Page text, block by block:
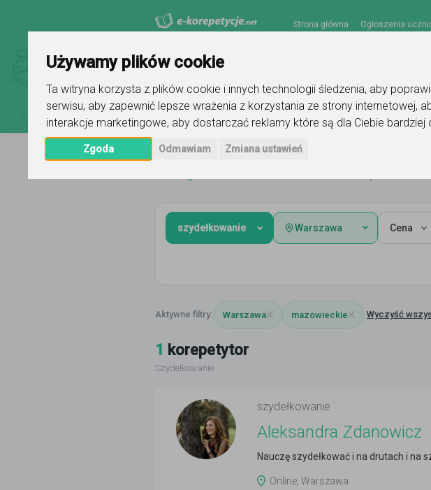
Używamy plików cookie
Ta witryna korzysta z plików cookie i innych technologii śledzenia, aby
serwisu, aby zapewnić lepsze wrażenia z korzystania ze strony internetowej,
interakcje marketingowe, aby dostarczać reklamy które są dla Ciebie bardziej
Zgoda Odmawiam Zmiana ustawień
Strona główna Ogłoszenia
szydełkowanie Warszawa Cena
Warszawa mazowieckie Wyczyść
1 korepetytor
Szydełkowanie
szydełkowanie
Aleksandra Zdanowicz
Nauczę szydełkować i na drutach i na
Online, Warszawa